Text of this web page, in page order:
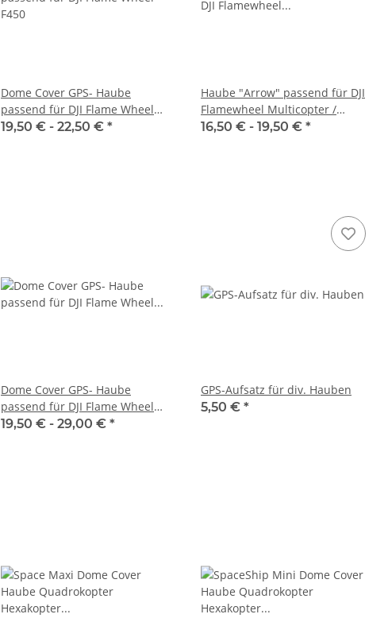
Dome Cover GPS- Haube
passend für DJI Flame Wheel
F450
19,50 € - 22,50 € *
Haube "Arrow" passend für DJI
Flamewheel Multicopter /
Quadrocopter
16,50 € - 19,50 € *
Dome Cover GPS- Haube
passend für DJI Flame Wheel
F550 / D155
19,50 € - 29,00 € *
GPS-Aufsatz für div. Hauben
5,50 € *